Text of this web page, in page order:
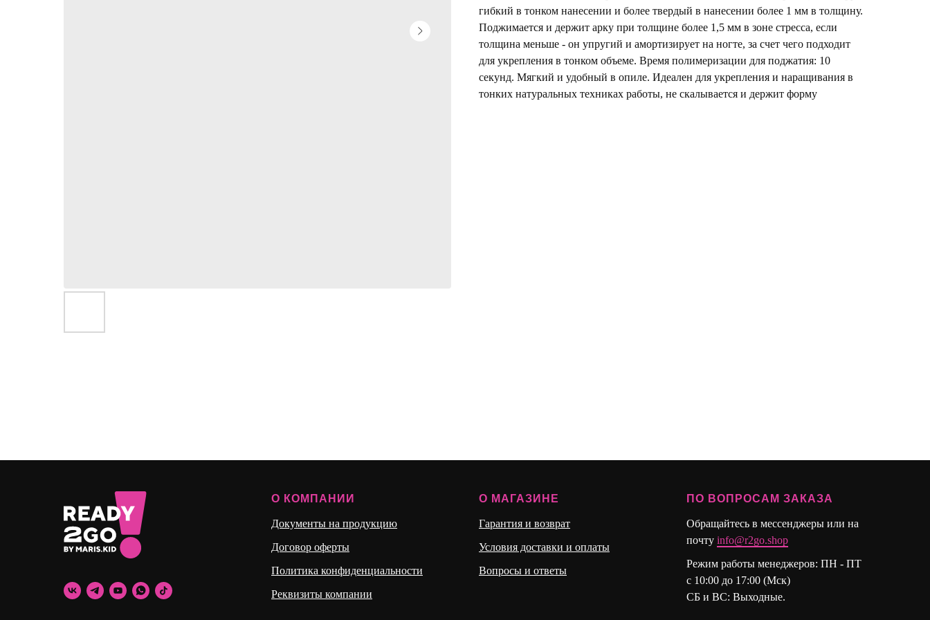
гибкий в тонком нанесении и более твердый в нанесении более 1 мм в толщину.
Поджимается и держит арку при толщине более 1,5 мм в зоне стресса, если
толщина меньше - он упругий и амортизирует на ногте, за счет чего подходит
для укрепления в тонком объеме. Время полимеризации для поджатия: 10
секунд. Мягкий и удобный в опиле. Идеален для укрепления и наращивания в
тонких натуральных техниках работы, не скалывается и держит форму
О КОМПАНИИ
Документы на продукцию
Договор оферты
Политика конфиденциальности
Реквизиты компании
О МАГАЗИНЕ
Гарантия и возврат
Условия доставки и оплаты
Вопросы и ответы
ПО ВОПРОСАМ ЗАКАЗА
Обращайтесь в мессенджеры или на
почту info@r2go.shop
Режим работы менеджеров: ПН - ПТ
с 10:00 до 17:00 (Мск)
СБ и ВС: Выходные.